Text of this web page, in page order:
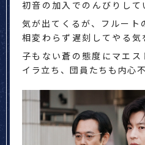
初音の加入でのんびりし
気が出てくるが、フルート
相変わらず遅刻してやる
子もない蒼の態度にマエス
イラ立ち、団員たちも内心